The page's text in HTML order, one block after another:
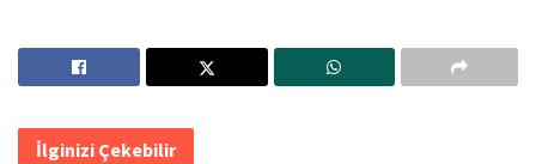
İlginizi Çekebilir